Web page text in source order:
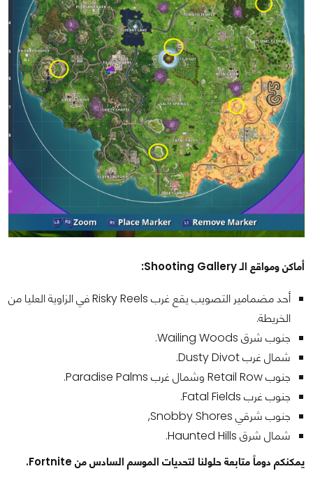
أماكن ومواقع الـ Shooting Gallery:
أحد مضمامير التصويب يقع غرب Risky Reels في الزاوية العليا من
الخريطة.
جنوب شرق Wailing Woods.
شمال غرب Dusty Divot.
جنوب Retail Row وشمال غرب Paradise Palms.
جنوب غرب Fatal Fields.
جنوب شرقي Snobby Shores,
شمال شرق Haunted Hills.
يمكنكم دوماً متابعة حلولنا لتحديات الموسم السادس من Fortnite.